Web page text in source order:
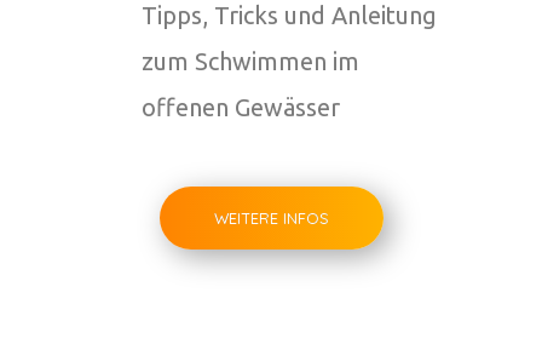
Tipps, Tricks und Anleitung
zum Schwimmen im
offenen Gewässer
WEITERE INFOS